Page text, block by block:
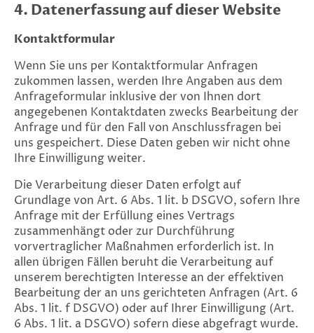
4. Datenerfassung auf dieser Website
Kontaktformular
Wenn Sie uns per Kontaktformular Anfragen
zukommen lassen, werden Ihre Angaben aus dem
Anfrageformular inklusive der von Ihnen dort
angegebenen Kontaktdaten zwecks Bearbeitung der
Anfrage und für den Fall von Anschlussfragen bei
uns gespeichert. Diese Daten geben wir nicht ohne
Ihre Einwilligung weiter.
Die Verarbeitung dieser Daten erfolgt auf
Grundlage von Art. 6 Abs. 1 lit. b DSGVO, sofern Ihre
Anfrage mit der Erfüllung eines Vertrags
zusammenhängt oder zur Durchführung
vorvertraglicher Maßnahmen erforderlich ist. In
allen übrigen Fällen beruht die Verarbeitung auf
unserem berechtigten Interesse an der effektiven
Bearbeitung der an uns gerichteten Anfragen (Art. 6
Abs. 1 lit. f DSGVO) oder auf Ihrer Einwilligung (Art.
6 Abs. 1 lit. a DSGVO) sofern diese abgefragt wurde.